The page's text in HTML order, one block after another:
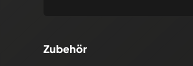
Zubehör